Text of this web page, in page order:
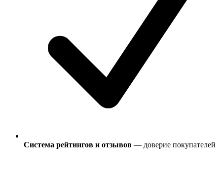
Система рейтингов и отзывов — доверие покупателей